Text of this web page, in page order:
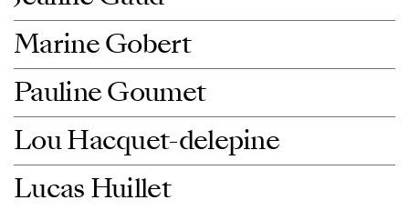
Marine Gobert
Pauline Goumet
Lou Hacquet-delepine
Lucas Huillet